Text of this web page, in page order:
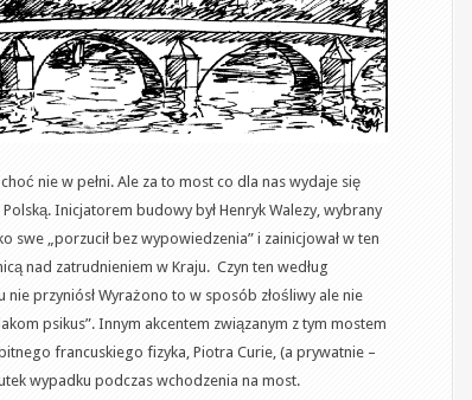
nie w pełni. Ale za to most co dla nas wydaje się
Inicjatorem budowy był Henryk Walezy, wybrany
swe „porzucił bez wypowiedzenia” i zainicjował w ten
nad zatrudnieniem w Kraju. Czyn ten według
nie przyniósł Wyrażono to w sposób złośliwy ale nie
psikus”. Innym akcentem związanym z tym mostem
francuskiego fizyka, Piotra Curie, (a prywatnie –
wypadku podczas wchodzenia na most.